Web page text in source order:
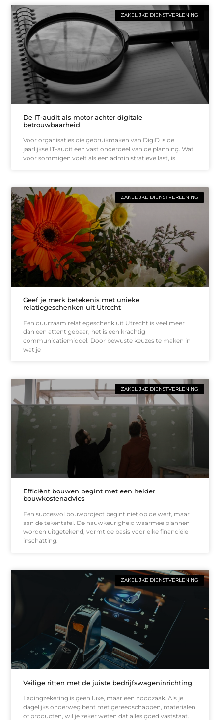
ZAKELIJKE DIENSTVERLENING
De IT-audit als motor achter digitale
betrouwbaarheid
Voor organisaties die gebruikmaken van DigiD is de
jaarlijkse IT-audit een vast onderdeel van de planning. Wat
voor sommigen voelt als een administratieve last, is
ZAKELIJKE DIENSTVERLENING
Geef je merk betekenis met unieke
relatiegeschenken uit Utrecht
Een duurzaam relatiegeschenk uit Utrecht is veel meer
dan een attent gebaar, het is een krachtig
communicatiemiddel. Door bewuste keuzes te maken in
wat je
ZAKELIJKE DIENSTVERLENING
Efficiënt bouwen begint met een helder
bouwkostenadvies
Een succesvol bouwproject begint niet op de werf, maar
aan de tekentafel. De nauwkeurigheid waarmee plannen
worden uitgetekend, vormt de basis voor elke financiële
inschatting.
ZAKELIJKE DIENSTVERLENING
Veilige ritten met de juiste bedrijfswageninrichting
Ladingzekering is geen luxe, maar een noodzaak. Als je
dagelijks onderweg bent met gereedschappen, materialen
of producten, wil je zeker weten dat alles goed vaststaat.